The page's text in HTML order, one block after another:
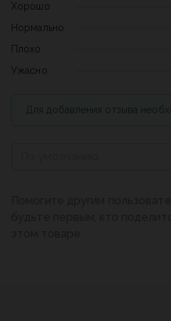
Хорошо
Нормально
Плохо
Ужасно
Для добавления отзыва